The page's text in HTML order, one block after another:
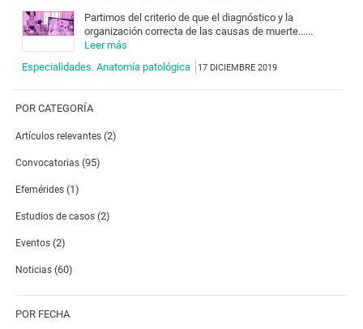
Partimos del criterio de que el diagnóstico y la
organización correcta de las causas de muerte......
Leer más
Especialidades. Anatomía patológica
17 DICIEMBRE 2019
POR CATEGORÍA
Artículos relevantes (2)
Convocatorias (95)
Efemérides(1)
Estudios de casos (2)
Eventos (2)
Noticias (60)
POR FECHA